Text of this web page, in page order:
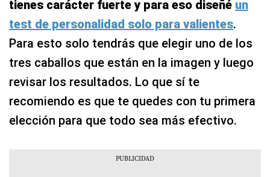
tienes carácter fuerte y para eso diseñé un
test de personalidad solo para valientes.
Para esto solo tendrás que elegir uno de los
tres caballos que están en la imagen y luego
revisar los resultados. Lo que sí te
recomiendo es que te quedes con tu primera
elección para que todo sea más efectivo.